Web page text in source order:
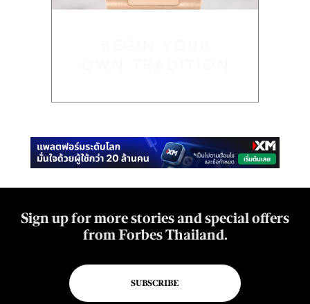
Sign up for more stories and special offers
from Forbes Thailand.
SUBSCRIBE